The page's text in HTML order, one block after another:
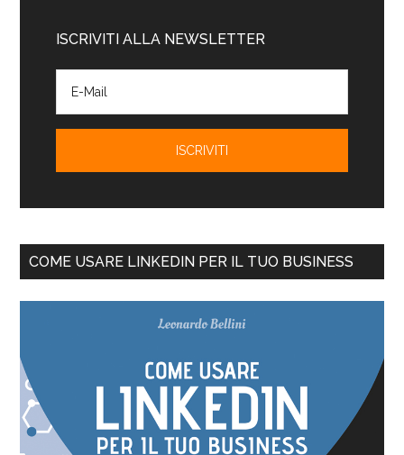
ISCRIVITI ALLA NEWSLETTER
COME USARE LINKEDIN PER IL TUO BUSINESS